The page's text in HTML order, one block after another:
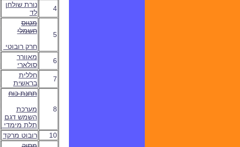
4
נורת שולחן
לד
5
מטוס
חשמלי
חרק רובוטי
6
מאוורר
סולארי
7
חללית
בראשית
8
תחנת כוח
מערכת
השמש דגם
תלת מימדי
10 רובוט מרקד